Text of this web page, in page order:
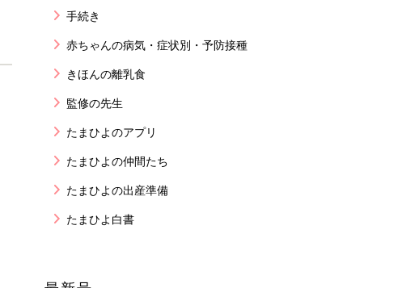
手続き
赤ちゃんの病気・症状別・予防接種
きほんの離乳食
監修の先生
たまひよのアプリ
たまひよの仲間たち
たまひよの出産準備
たまひよ白書